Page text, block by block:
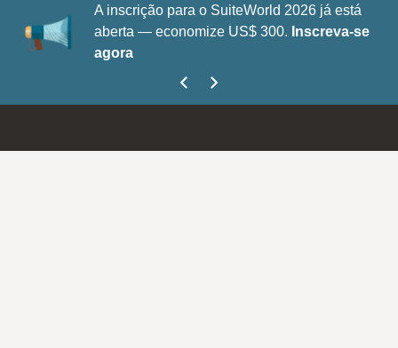
A inscrição para o SuiteWorld 2026 já está
aberta — economize US$ 300. Inscreva-se
agora